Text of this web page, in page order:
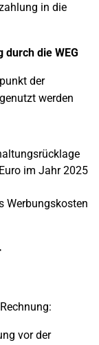
in die
die WEG
der
werden
im Jahr 2025
Werbungskosten
vor der